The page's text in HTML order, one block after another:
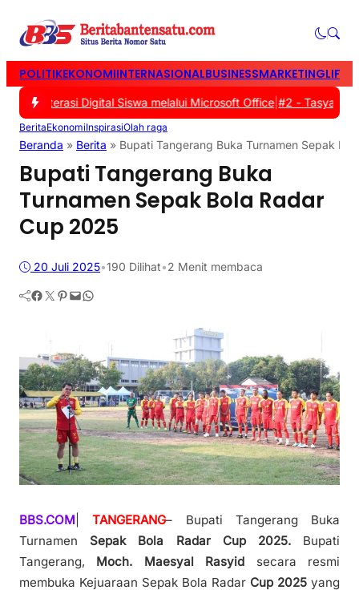
POLITIKEKONOMIINTERNASIONALBUSINESSMARKETING
Literasi Digital Siswa melalui Microsoft Office|#2 -Tasyakuran
BeritaEkonomiInspirasiOlah raga
Beranda » Berita » Bupati Tangerang Buka Turnamen Sepak
Bupati Tangerang Buka
Turnamen Sepak Bola Radar
Cup 2025
20 Juli 2025•190 Dilihat•2 Menit membaca
Facebook Twitter Pinterest Mail WhatsApp
BBS.COM |TANGERANG– Bupati Tangerang Buka
Turnamen Sepak Bola Radar Cup 2025. Bupati
Tangerang, Moch. Maesyal Rasyid secara resmi
membuka Kejuaraan Sepak Bola Radar Cup 2025 yang